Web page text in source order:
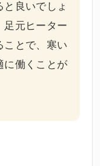
良いでしょ
足元ヒーター
ことで、寒い
に働くことが